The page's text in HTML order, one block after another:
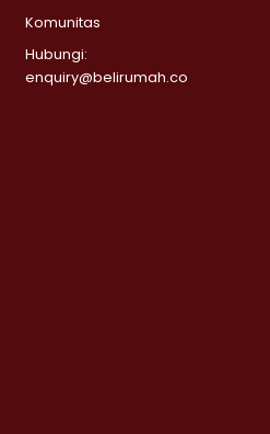
Komunitas
Hubungi:
enquiry@belirumah.co